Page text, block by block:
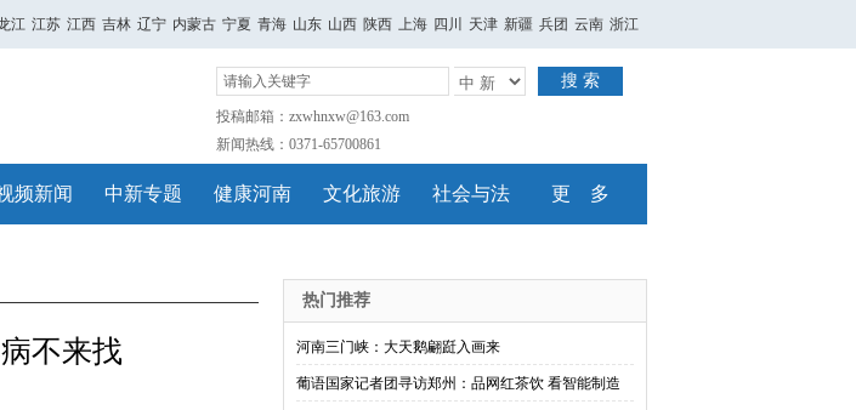
江 江苏 江西 吉林 辽宁 内蒙古 宁夏 青海 山东 山西 陕西 上海 四川 天津 新疆 兵团 云南 浙江
搜 索
投稿邮箱：zxwhnxw@163.com
新闻热线：0371-65700861
频新闻 中新专题 健康河南 文化旅游 社会与法 更 多
不来找
热门推荐
河南三门峡：大天鹅翩跹入画来
葡语国家记者团寻访郑州：品网红茶饮 看智能制造